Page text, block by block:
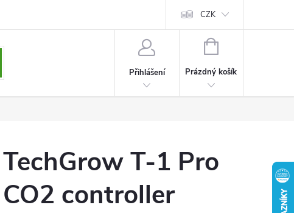
CZK
Přihlášení
NÁKUPNÍ
Prázdný košík
TechGrow T-1 Pro
CO2 controller